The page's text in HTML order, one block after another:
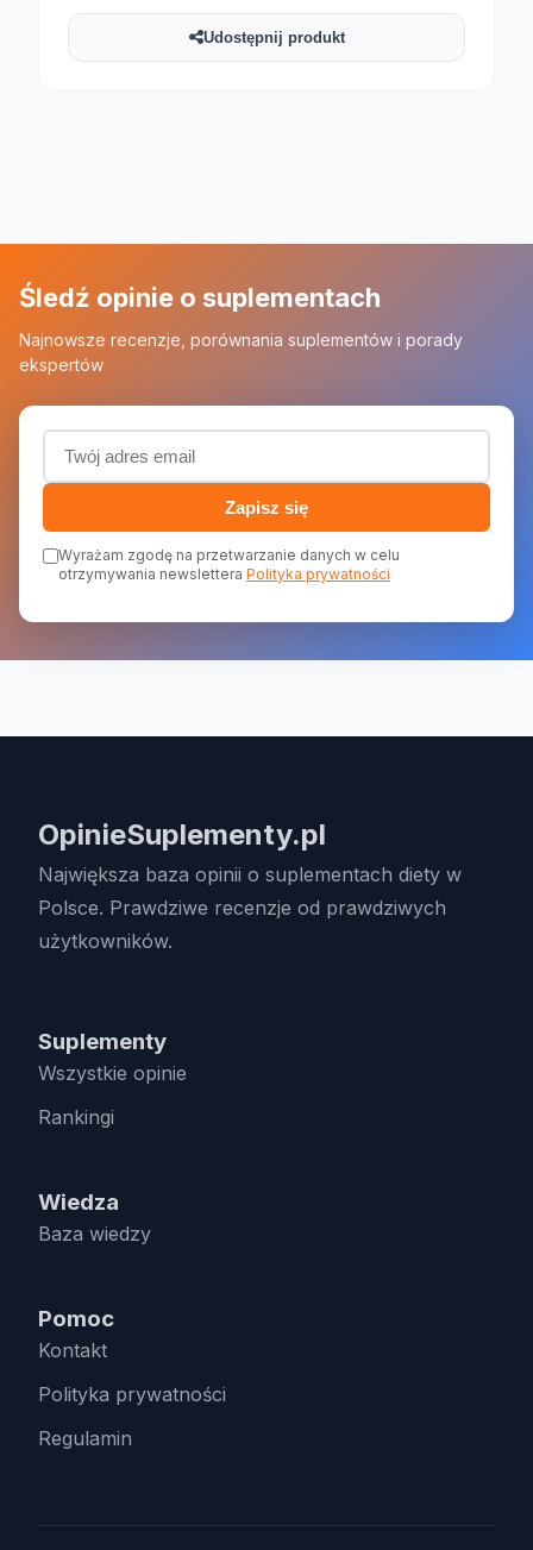
Udostępnij produkt
Śledź opinie o suplementach
Najnowsze recenzje, porównania suplementów i porady
ekspertów
Adres email (wymagany)
Zapisz się
Wyrażam zgodę na przetwarzanie danych w celu
otrzymywania newslettera Polityka prywatności
OpinieSuplementy.pl
Największa baza opinii o suplementach diety w
Polsce. Prawdziwe recenzje od prawdziwych
użytkowników.
Suplementy
Wszystkie opinie
Rankingi
Wiedza
Baza wiedzy
Pomoc
Kontakt
Polityka prywatności
Regulamin